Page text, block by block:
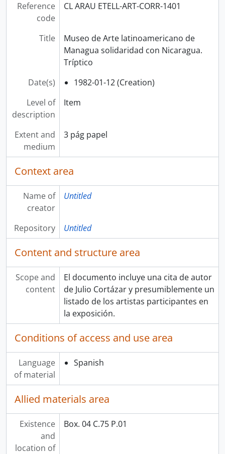
Reference
code
CL ARAU ETELL-ART-CORR-1401
Title
Museo de Arte latinoamericano de
Managua solidaridad con Nicaragua.
Tríptico
Date(s)
1982-01-12 (Creation)
Level of
description
Item
Extent and
medium
3 pág papel
Context area
Name of
creator
Untitled
Repository Untitled
Content and structure area
Scope and
content
El documento incluye una cita de autor
de Julio Cortázar y presumiblemente un
listado de los artistas participantes en
la exposición.
Conditions of access and use area
Language
of material
Spanish
Allied materials area
Existence
and
location of
Box. 04 C.75 P.01